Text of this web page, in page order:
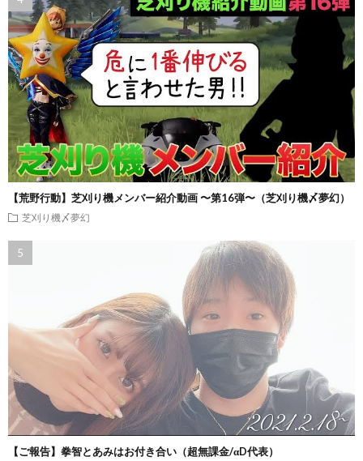
【荒野行動】芝刈り機メンバー紹介動画 〜第16弾〜（芝刈り機〆夢幻）
芝刈り機〆夢幻
【ご報告】拳智とあみはお付き合い（超無課金/αD代表）